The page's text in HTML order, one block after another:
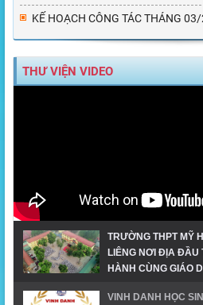
KẾ HOẠCH CÔNG TÁC THÁNG
THƯ VIỆN VIDEO
TRƯỜNG THPT MỸ
LIÊNG NƠI ĐỊA ĐẦU
HÀNH CÙNG GIÁO
VINH DANH HỌC